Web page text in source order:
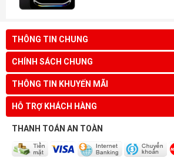
THÔNG TIN CHUNG
CHÍNH SÁCH CHUNG
THÔNG TIN KHUYẾN MÃI
HỖ TRỢ KHÁCH HÀNG
THANH TOÁN AN TOÀN